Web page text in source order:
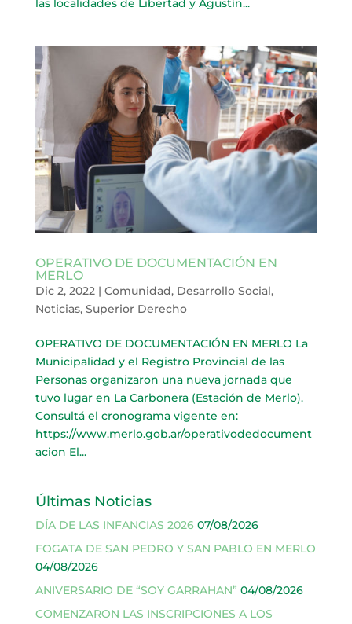
las localidades de Libertad y Agustín...
OPERATIVO DE DOCUMENTACIÓN EN
MERLO
Dic 2, 2022| Comunidad, Desarrollo Social,
Noticias, Superior Derecho
OPERATIVO DE DOCUMENTACIÓN EN MERLO La
Municipalidad y el Registro Provincial de las
Personas organizaron una nueva jornada que
tuvo lugar en La Carbonera (Estación de Merlo).
Consultá el cronograma vigente en:
https://www.merlo.gob.ar/operativodedocument
acion El...
Últimas Noticias
DÍA DE LAS INFANCIAS 2026 07/08/2026
FOGATA DE SAN PEDRO Y SAN PABLO EN MERLO
04/08/2026
ANIVERSARIO DE “SOY GARRAHAN” 04/08/2026
COMENZARON LAS INSCRIPCIONES A LOS